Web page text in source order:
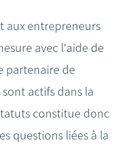
aux entrepreneurs
avec l'aide de
partenaire de
actifs dans la
constitue donc
questions liées à la